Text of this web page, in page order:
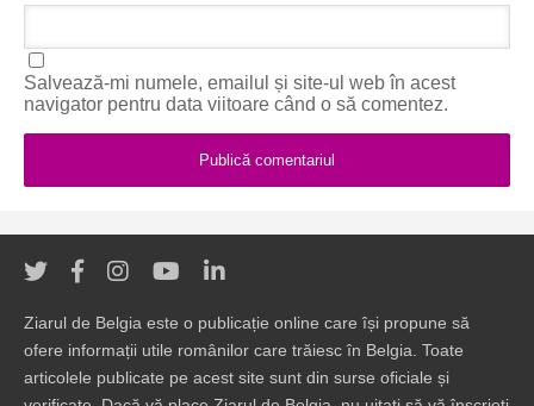
Salvează-mi numele, emailul și site-ul web în acest
navigator pentru data viitoare când o să comentez.
Ziarul de Belgia este o publicație online care își propune să
ofere informații utile românilor care trăiesc în Belgia. Toate
articolele publicate pe acest site sunt din surse oficiale și